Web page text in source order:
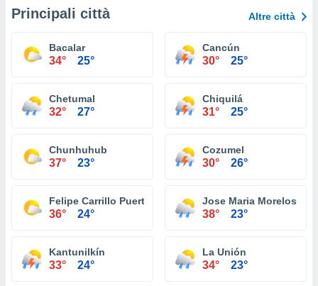
Principali città Altre città
Bacalar
34° 25°
Cancún
30° 25°
Chetumal
32° 27°
Chiquilá
31° 25°
Chunhuhub
37° 23°
Cozumel
30° 26°
Felipe Carrillo Puerto
36° 24°
Jose Maria Morelos
38° 23°
Kantunilkín
33° 24°
La Unión
34° 23°